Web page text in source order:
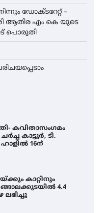
ഡോക്ടറേറ്റ് –
ആതിര എം കെ യുടെ
പൊരുതി
കവിതാസംഗമം
കാട്ടൂർ, ടി.
16ന്
കാറ്റിനും
4.4
ലഭിച്ചു